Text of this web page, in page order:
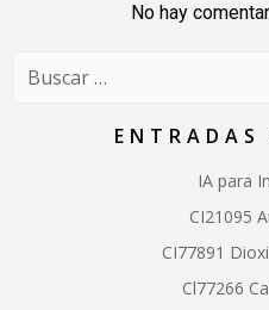
No hay
Buscar:
ENTRADAS
IA para
CI21095
CI77891
Cl77266